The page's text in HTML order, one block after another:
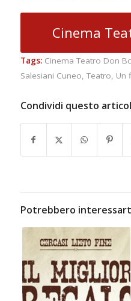
Cinema
Tags: Cinema Teatro Don
Salesiani Cuneo, Teatro, Un
Condividi questo
Potrebbero